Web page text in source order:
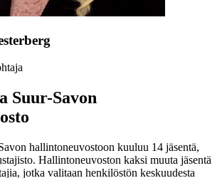
Suur-Savon
hallintoneuvostoon kuuluu 14 jäsentä,
Hallintoneuvoston kaksi muuta jäsentä
jotka valitaan henkilöstön keskuudesta